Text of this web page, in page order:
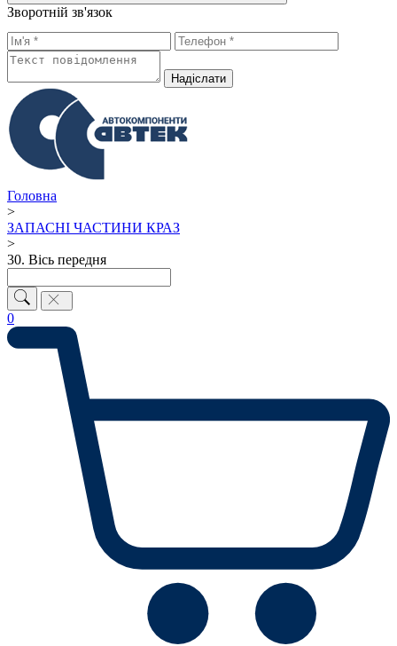
Зворотній зв'язок
Надiслати
Головна
>
ЗАПАСНІ ЧАСТИНИ КРАЗ
>
30. Вісь передня
0